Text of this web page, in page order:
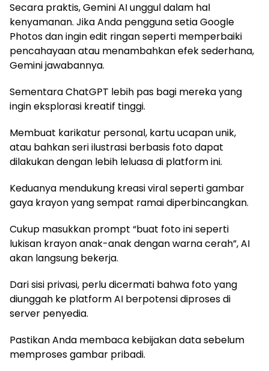
Secara praktis, Gemini AI unggul dalam hal
kenyamanan. Jika Anda pengguna setia Google
Photos dan ingin edit ringan seperti memperbaiki
pencahayaan atau menambahkan efek sederhana,
Gemini jawabannya.
Sementara ChatGPT lebih pas bagi mereka yang
ingin eksplorasi kreatif tinggi.
Membuat karikatur personal, kartu ucapan unik,
atau bahkan seri ilustrasi berbasis foto dapat
dilakukan dengan lebih leluasa di platform ini.
Keduanya mendukung kreasi viral seperti gambar
gaya krayon yang sempat ramai diperbincangkan.
Cukup masukkan prompt “buat foto ini seperti
lukisan krayon anak-anak dengan warna cerah”, AI
akan langsung bekerja.
Dari sisi privasi, perlu dicermati bahwa foto yang
diunggah ke platform AI berpotensi diproses di
server penyedia.
Pastikan Anda membaca kebijakan data sebelum
memproses gambar pribadi.